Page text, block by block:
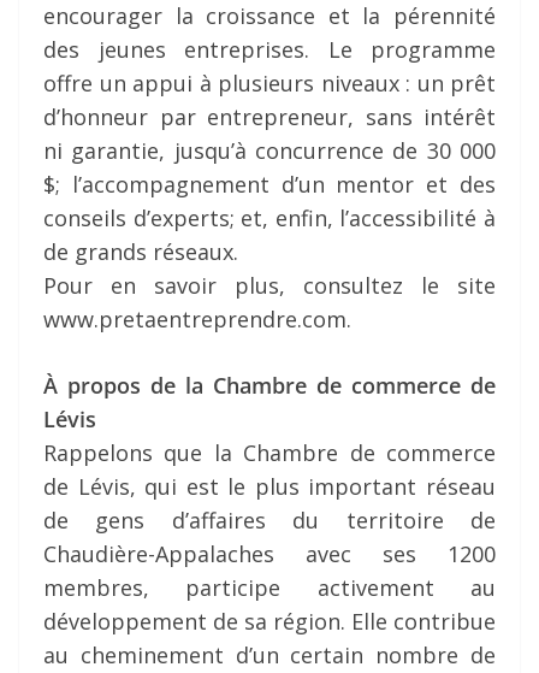
encourager la croissance et la pérennité
des jeunes entreprises. Le programme
offre un appui à plusieurs niveaux : un prêt
d’honneur par entrepreneur, sans intérêt
ni garantie, jusqu’à concurrence de 30 000
$; l’accompagnement d’un mentor et des
conseils d’experts; et, enfin, l’accessibilité à
de grands réseaux.
Pour en savoir plus, consultez le site
www.pretaentreprendre.com.
À propos de la Chambre de commerce de
Lévis
Rappelons que la Chambre de commerce
de Lévis, qui est le plus important réseau
de gens d’affaires du territoire de
Chaudière-Appalaches avec ses 1200
membres, participe activement au
développement de sa région. Elle contribue
au cheminement d’un certain nombre de